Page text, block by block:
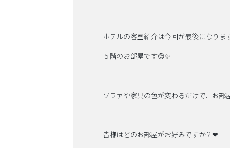
ホテルの客室紹介は今回が最後になりま
５階のお部屋です😊✨
ソファや家具の色が変わるだけで、お部
皆様はどのお部屋がお好みですか？❤